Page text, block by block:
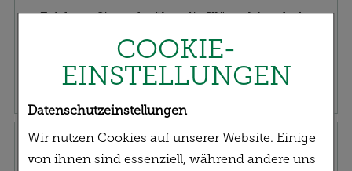
COOKIE-
EINSTELLUNGEN
Datenschutzeinstellungen
Wir nutzen Cookies auf unserer Website. Einige
von ihnen sind essenziell, während andere uns
Erfahren Sie mehr über die Klösterl Apotheke
Klösterl-Beratung